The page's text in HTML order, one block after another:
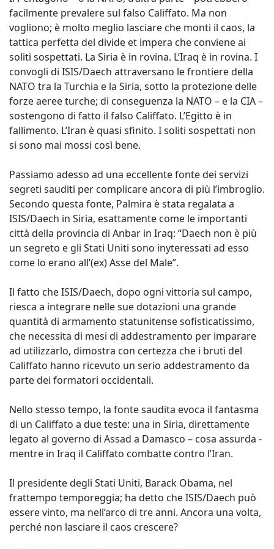
facilmente prevalere sul falso Califfato. Ma non
vogliono; è molto meglio lasciare che monti il caos, la
tattica perfetta del divide et impera che conviene ai
soliti sospettati. La Siria è in rovina. L’Iraq è in rovina. I
convogli di ISIS/Daech attraversano le frontiere della
NATO tra la Turchia e la Siria, sotto la protezione delle
forze aeree turche; di conseguenza la NATO – e la CIA –
sostengono di fatto il falso Califfato. L’Egitto è in
fallimento. L’Iran è quasi sfinito. I soliti sospettati non
si sono mai mossi così bene.
Passiamo adesso ad una eccellente fonte dei servizi
segreti sauditi per complicare ancora di più l’imbroglio.
Secondo questa fonte, Palmira è stata regalata a
ISIS/Daech in Siria, esattamente come le importanti
città della provincia di Anbar in Iraq: “Daech non è più
un segreto e gli Stati Uniti sono inyteressati ad esso
come lo erano all’(ex) Asse del Male”.
Il fatto che ISIS/Daech, dopo ogni vittoria sul campo,
riesca a integrare nelle sue dotazioni una grande
quantità di armamento statunitense sofisticatissimo,
che necessita di mesi di addestramento per imparare
ad utilizzarlo, dimostra con certezza che i bruti del
Califfato hanno ricevuto un serio addestramento da
parte dei formatori occidentali.
Nello stesso tempo, la fonte saudita evoca il fantasma
di un Califfato a due teste: una in Siria, direttamente
legato al governo di Assad a Damasco – cosa assurda -
mentre in Iraq il Califfato combatte contro l’Iran.
Il presidente degli Stati Uniti, Barack Obama, nel
frattempo temporeggia; ha detto che ISIS/Daech può
essere vinto, ma nell’arco di tre anni. Ancora una volta,
perché non lasciare il caos crescere?